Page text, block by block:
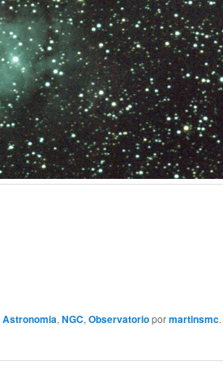
Astronomia, NGC, Observatoriopormartinsmc.